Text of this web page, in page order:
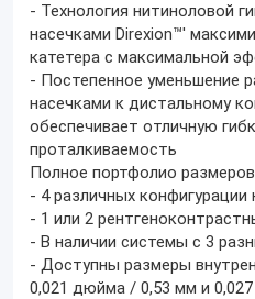
- Технология нитиноловой
наcечками Direxion™'
катетера с максимальной
- Постепенное уменьшение
насечками к дистальному
обеспечивает отличную
проталкиваемость
Полное портфолио
- 4 различных конфигурации
- 1 или 2
- В наличии системы с 3
- Доступны размеры
0,021 дюйма / 0,53 мм и